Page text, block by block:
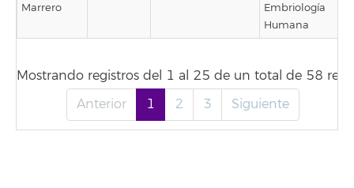
Marrero
Embriología
Humana
Mostrando registros del 1 al 25 de un total de 58
Anterior
1 2 3 Siguiente